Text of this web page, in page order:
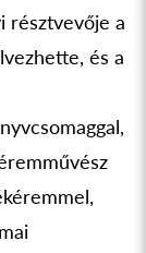
résztvevője a
és a